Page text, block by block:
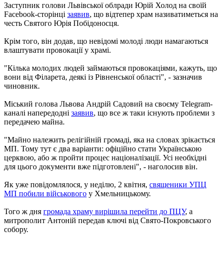
Заступник голови Львівської облради Юрій Холод на своїй
Facebook-сторінці заявив, що відтепер храм називатиметься на
честь Святого Юрія Побідоносця.
Крім того, він додав, що невідомі молоді люди намагаються
влаштувати провокації у храмі.
"Кілька молодих людей займаються провокаціями, кажуть, що
вони від Філарета, деякі із Рівненської області", - зазначив
чиновник.
Міський голова Львова Андрій Садовий на своєму Telegram-
каналі напередодні заявив, що все ж таки існують проблеми з
передачею майна.
"Майно належить релігійній громаді, яка на словах зрікається
МП. Тому тут є два варіанти: офіційно стати Українською
церквою, або ж пройти процес націоналізації. Усі необхідні
для цього документи вже підготовлені", - наголосив він.
Як уже повідомлялося, у неділю, 2 квітня, священики УПЦ
МП побили військового у Хмельницькому.
Того ж дня громада храму вирішила перейти до ПЦУ, а
митрополит Антоній передав ключі від Свято-Покровського
собору.